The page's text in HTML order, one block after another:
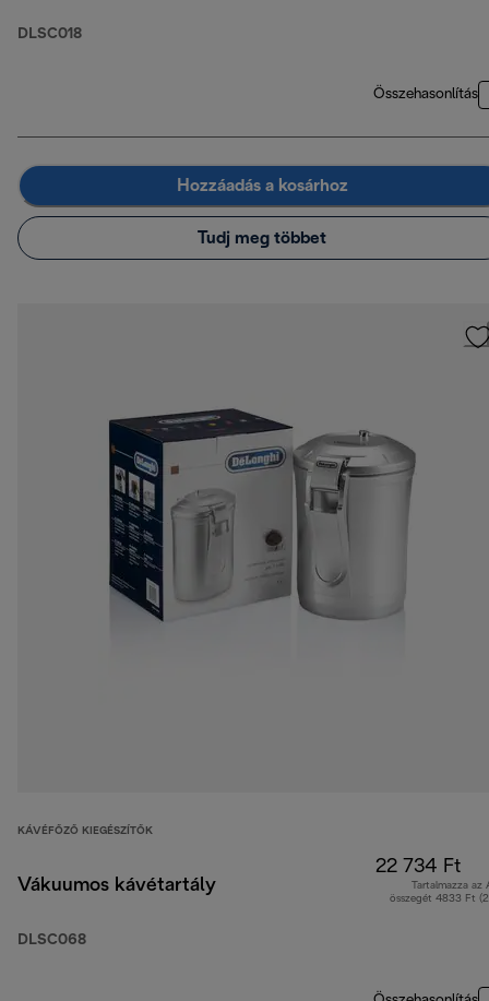
DLSC018
Összehasonlítás
Hozzáadás a kosárhoz
Tudj meg többet
KÁVÉFŐZŐ KIEGÉSZÍTŐK
Vákuumos kávétartály
DLSC068
22 734 Ft
Tartalmazza az
összegét 4833 Ft